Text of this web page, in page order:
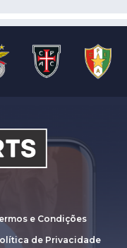
e Condições
de Privacidade